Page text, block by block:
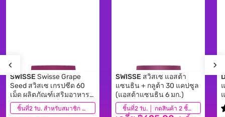
ชิ้นที่2 1บ. สำหรับสมาชิก │ กดสินค้า 2 ชิ้นเพื่อรับโปรโมชันนี้
SWISSE Swisse Grape
Seed สวิสเซ เกรปซีด 60
เม็ด ผลิตภัณฑ์เสริมอาหาร
จากสารสกัดเมล็ดองุ่น
(349) ชิ้นที่2 1บ. │ กดสินค้า 2 ชิ้นเพื่อรับโปรโมชันนี้
SWISSE สวิสเซ แอสต้า
แซนธิน + กลูต้า 30 แคปซูล
(แอสต้าแซนธิน 6 มก.)
(206)